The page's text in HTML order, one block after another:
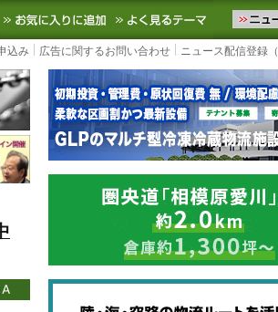
の最新の物流ニュースをお届けします
お気に入りに追加 よく見
込み 広告に関するお問い合わせ ニュース配信登録（